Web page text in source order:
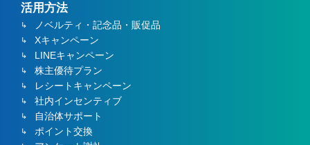
活用方法
ノベルティ・記念品・販促品
Xキャンペーン
LINEキャンペーン
株主優待プラン
レシートキャンペーン
社内インセンティブ
自治体サポート
ポイント交換